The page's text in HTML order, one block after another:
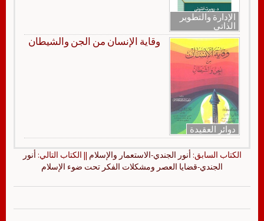
الإدارة والتطوير
الذاتي
دوائر العقيدة
وقاية الإنسان من الجن والشيطان
الكتاب السابق: أنور الجندي-الاستعمار والإسلام || الكتاب التالي: أنور
الجندي-قضايا العصر ومشكلات الفكر تحت ضوء الإسلام